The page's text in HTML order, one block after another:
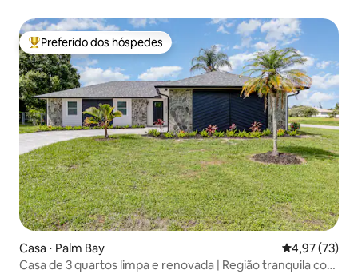
Entre os melhores preferidos dos hóspedes
Preferido dos hóspedes
Casa ⋅ Palm Bay 4,97 de uma
4,97 (73)
Casa de 3 quartos limpa e renovada | Região tranquila com